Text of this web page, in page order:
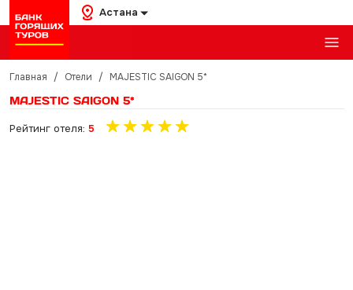
Астана
Главная / Отели / MAJESTIC SAIGON 5*
MAJESTIC SAIGON 5*
Рейтинг отеля: 5